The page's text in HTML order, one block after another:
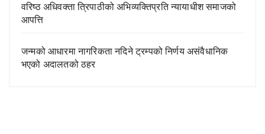
वरिष्ठ अधिवक्ता त्रिपाठीको अभिव्यक्तिप्रति न्यायाधीश समाजको
आपत्ति
जन्मको आधारमा नागरिकता नदिने ट्रम्पको निर्णय असंवैधानिक
भएको अदालतको ठहर